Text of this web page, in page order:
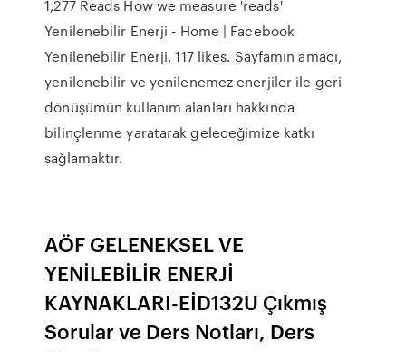
1,277 Reads How we measure 'reads'
Yenilenebilir Enerji - Home | Facebook
Yenilenebilir Enerji. 117 likes. Sayfamın amacı,
yenilenebilir ve yenilenemez enerjiler ile geri
dönüşümün kullanım alanları hakkında
bilinçlenme yaratarak geleceğimize katkı
sağlamaktır.
AÖF GELENEKSEL VE
YENİLEBİLİR ENERJİ
KAYNAKLARI-EİD132U Çıkmış
Sorular ve Ders Notları, Ders